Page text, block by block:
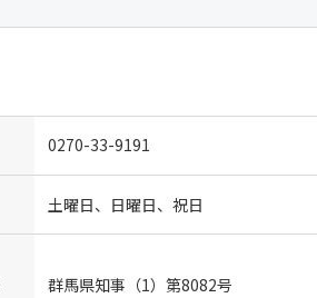
0270-33-9191
土曜日、日曜日、祝日
群馬県知事（1）第8082号